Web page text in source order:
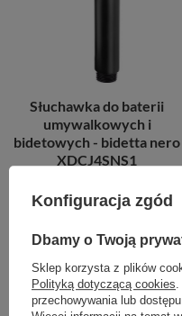
Słuchawka do baterii
umywalkowych i
bidetowych - bidetta nero
XDCJ4SNS1
122,39 zł
+ Dodaj do porównania
Konfiguracja zgód
Dbamy o Twoją
Sklep korzysta z plików
Polityką dotyczącą cookies.
przechowywania lub